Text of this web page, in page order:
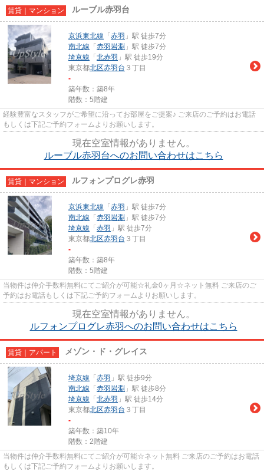
賃貸｜マンション ルーブル赤羽台
京浜東北線 「 赤羽 」駅 徒歩7分
南北線 「 赤羽岩淵 」駅 徒歩7分
埼京線 「 北赤羽 」駅 徒歩19分
東京都北区赤羽台 ３丁目
-
築年数：築8年
階数：5階建
経験豊富なスタッフがご希望に沿ってお部屋をご提案♪ ご来店のご予約はお電話
もしくは下記ご予約フォームよりお願いします。
現在空室情報がありません。
ルーブル赤羽台へのお問い合わせはこちら
賃貸｜マンション ルフォンプログレ赤羽
京浜東北線 「 赤羽 」駅 徒歩7分
南北線 「 赤羽岩淵 」駅 徒歩7分
埼京線 「 赤羽 」駅 徒歩7分
東京都北区赤羽台 ３丁目
-
築年数：築8年
階数：5階建
当物件は仲介手数料無料にてご紹介が可能☆礼金0ヶ月☆ネット無料 ご来店のご
予約はお電話もしくは下記ご予約フォームよりお願いします。
現在空室情報がありません。
ルフォンプログレ赤羽へのお問い合わせはこちら
賃貸｜アパート メゾン・ド・グレイス
埼京線 「 赤羽 」駅 徒歩9分
南北線 「 赤羽岩淵 」駅 徒歩8分
埼京線 「 北赤羽 」駅 徒歩14分
東京都北区赤羽台 ３丁目
-
築年数：築10年
階数：2階建
当物件は仲介手数料無料にてご紹介が可能☆ネット無料 ご来店のご予約はお電話
もしくは下記ご予約フォームよりお願いします。